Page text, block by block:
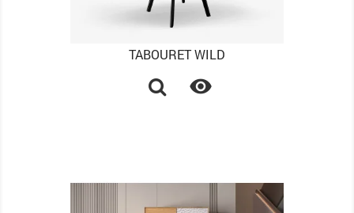
TABOURET WILD
